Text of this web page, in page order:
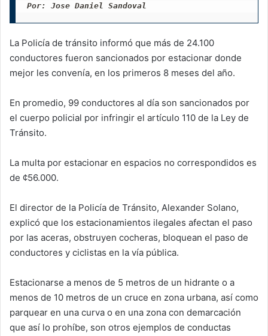
Por: Jose Daniel Sandoval
La Policía de tránsito informó que más de 24.100
conductores fueron sancionados por estacionar donde
mejor les convenía, en los primeros 8 meses del año.
En promedio, 99 conductores al día son sancionados por
el cuerpo policial por infringir el artículo 110 de la Ley de
Tránsito.
La multa por estacionar en espacios no correspondidos es
de ¢56.000.
El director de la Policía de Tránsito, Alexander Solano,
explicó que los estacionamientos ilegales afectan el paso
por las aceras, obstruyen cocheras, bloquean el paso de
conductores y ciclistas en la vía pública.
Estacionarse a menos de 5 metros de un hidrante o a
menos de 10 metros de un cruce en zona urbana, así como
parquear en una curva o en una zona con demarcación
que así lo prohíbe, son otros ejemplos de conductas